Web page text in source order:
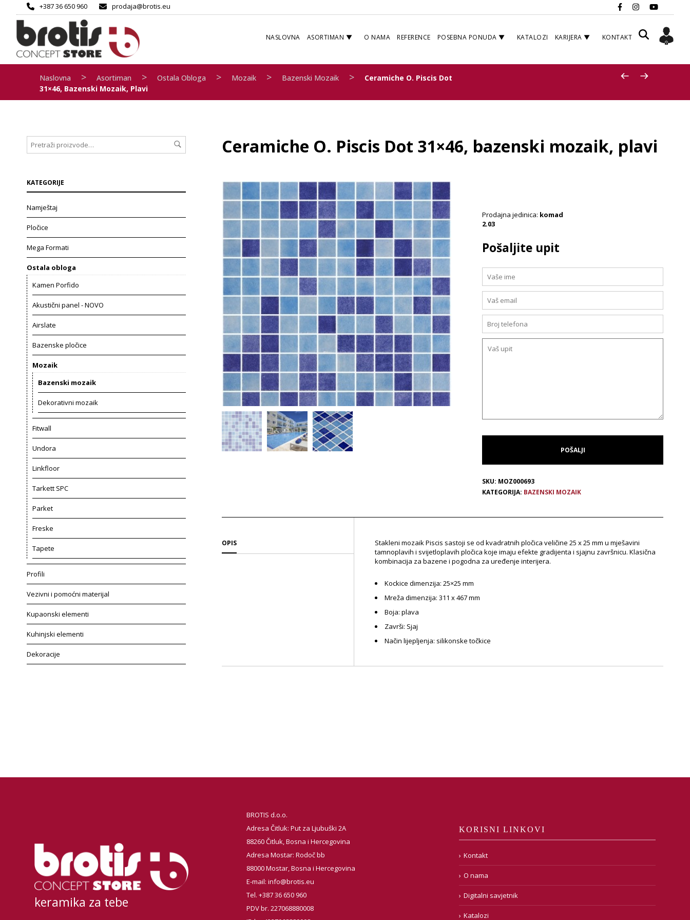
+387 36 650 960 prodaja@brotis.eu
NASLOVNA ASORTIMAN O NAMA REFERENCE POSEBNA PONUDA KATALOZI KARIJERA KONTAKT
Naslovna > Asortiman > Ostala Obloga > Mozaik > Bazenski Mozaik >
Ceramiche O. Piscis Dot
31×46, Bazenski Mozaik, Plavi
Ceramiche O. Piscis Dot 31×46, bazenski mozaik, plavi
Prodajna jedinica: komad
2.03
Pošaljite upit
SKU: MOZ000693
KATEGORIJA: BAZENSKI MOZAIK
OPIS
Stakleni mozaik Piscis sastoji se od kvadratnih pločica veličine 25 x 25 mm u mješavini
tamnoplavih i svijetloplavih pločica koje imaju efekte gradijenta i sjajnu završnicu. Klasična
kombinacija za bazene i pogodna za uređenje interijera.
Kockice dimenzija: 25×25 mm
Mreža dimenzija: 311 x 467 mm
Boja: plava
Završi: Sjaj
Način lijepljenja: silikonske točkice
KATEGORIJE
Namještaj
Pločice
Mega Formati
Ostala obloga
Kamen Porfido
Akustični panel - NOVO
Airslate
Bazenske pločice
Mozaik
Bazenski mozaik
Dekorativni mozaik
Fitwall
Undora
Linkfloor
Tarkett SPC
Parket
Freske
Tapete
Profili
Vezivni i pomoćni materijal
Kupaonski elementi
Kuhinjski elementi
Dekoracije
keramika za tebe
BROTIS d.o.o.
Adresa Čitluk: Put za Ljubuški 2A
88260 Čitluk, Bosna i Hercegovina
Adresa Mostar: Rodoč bb
88000 Mostar, Bosna i Hercegovina
E-mail:info@brotis.eu
Tel. +387 36 650 960
PDV br. 227068880008
KORISNI LINKOVI
Kontakt
O nama
Digitalni savjetnik
Katalozi